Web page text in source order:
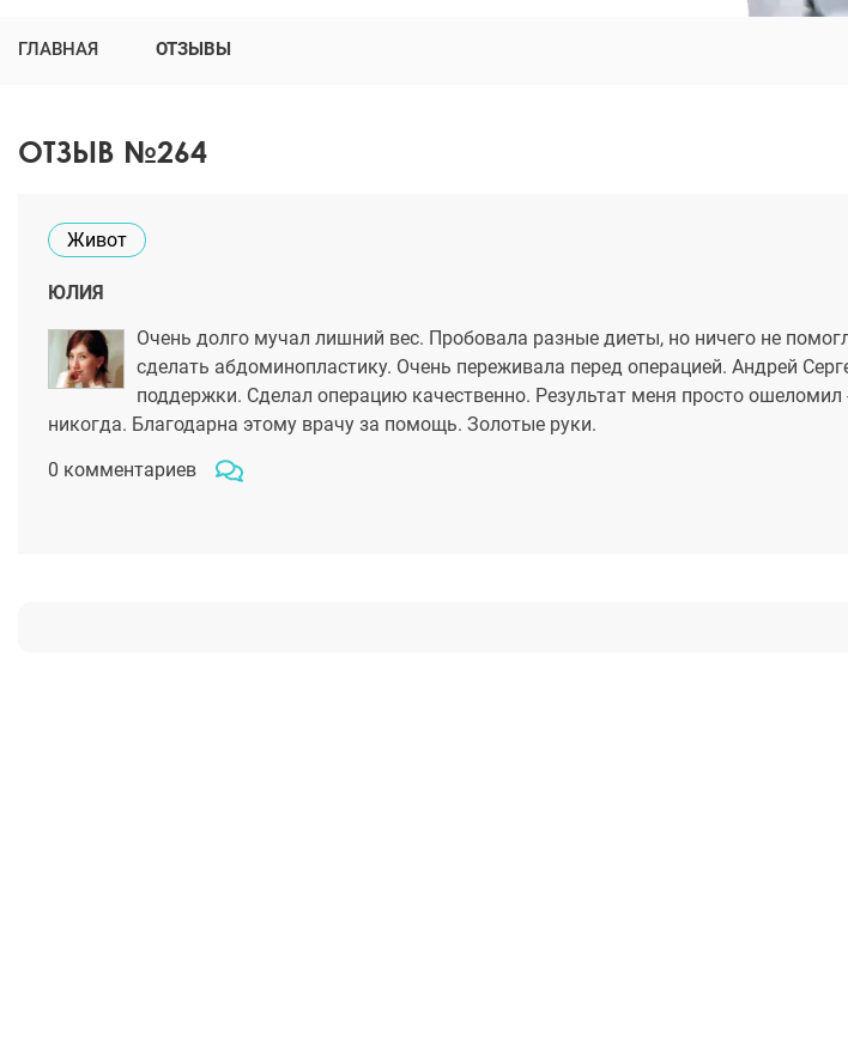
ГЛАВНАЯ ОТЗЫВЫ
ОТЗЫВ №264
Живот
ЮЛИЯ
Очень долго мучал лишний вес. Пробовала разные диеты, но ничего не
сделать абдоминопластику. Очень переживала перед операцией. Андрей
поддержки. Сделал операцию качественно. Результат меня просто
никогда. Благодарна этому врачу за помощь. Золотые руки.
0 комментариев